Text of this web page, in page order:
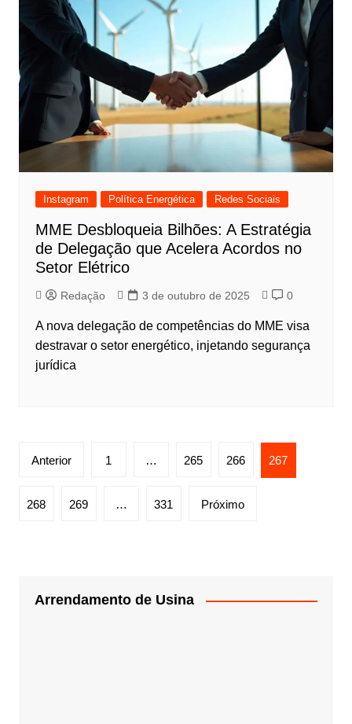
Instagram Política Energética Redes Sociais
MME Desbloqueia Bilhões: A Estratégia
de Delegação que Acelera Acordos no
Setor Elétrico
Redação 3 de outubro de 2025 0
A nova delegação de competências do MME visa
destravar o setor energético, injetando segurança
jurídica
Anterior 1 … 265 266 267
268 269 … 331 Próximo
Arrendamento de Usina